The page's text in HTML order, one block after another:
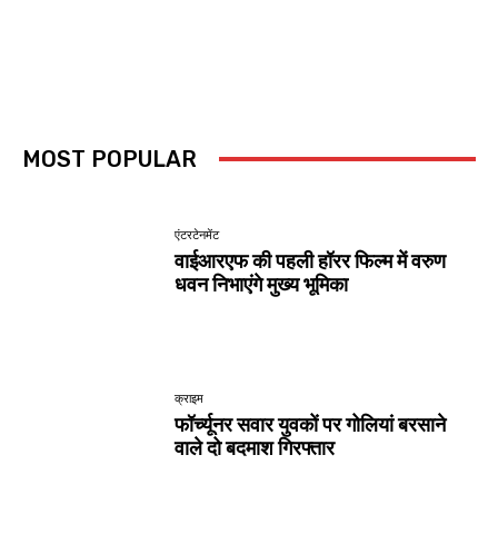
MOST POPULAR
एंटरटेनमेंट
वाईआरएफ की पहली हॉरर फिल्म में वरुण
धवन निभाएंगे मुख्य भूमिका
क्राइम
फॉर्च्यूनर सवार युवकों पर गोलियां बरसाने
वाले दो बदमाश गिरफ्तार